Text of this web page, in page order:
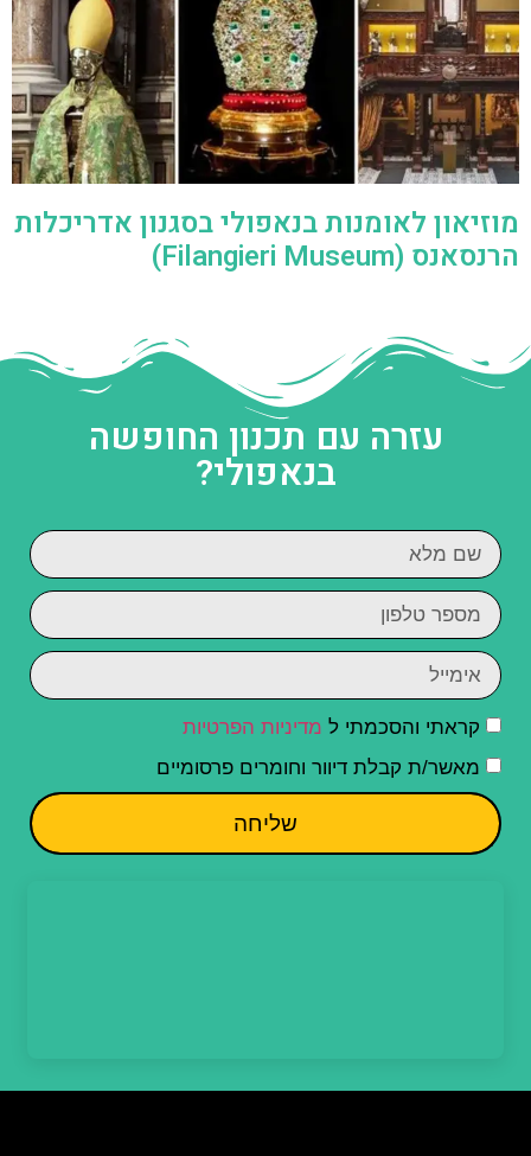
מוזיאון לאומנות בנאפולי בסגנון אדריכלות
הרנסאנס (Filangieri Museum)
עזרה עם תכנון החופשה
בנאפולי?
קראתי והסכמתי ל מדיניות הפרטיות
מאשר/ת קבלת דיוור וחומרים פרסומיים
שליחה